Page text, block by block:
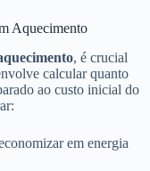
Aquecimento
, é crucial
calcular quanto
ao custo inicial do
em energia